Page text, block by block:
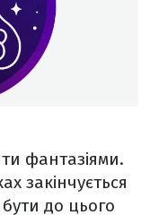
фантазіями.
закінчується
до цього